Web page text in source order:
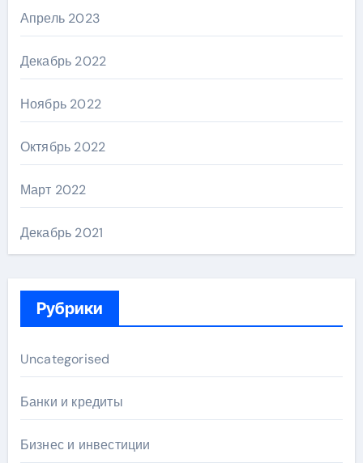
Апрель 2023
Декабрь 2022
Ноябрь 2022
Октябрь 2022
Март 2022
Декабрь 2021
Рубрики
Uncategorised
Банки и кредиты
Бизнес и инвестиции